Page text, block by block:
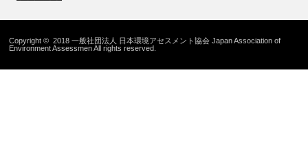
Copyright © 2018 一般社団法人 日本環境アセスメント協会 Japan Association of
Environment Assessmen All rights reserved.